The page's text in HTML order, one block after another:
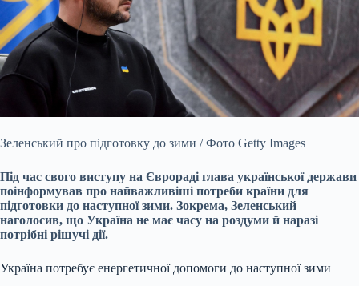
Зеленський про підготовку до зими / Фото Getty Images
Під час свого виступу на Єврораді глава української держави
поінформував про найважливіші потреби країни для
підготовки до наступної зими. Зокрема, Зеленський
наголосив, що Україна не має часу на роздуми й наразі
потрібні рішучі дії.
Україна потребує енергетичної допомоги до наступної зими